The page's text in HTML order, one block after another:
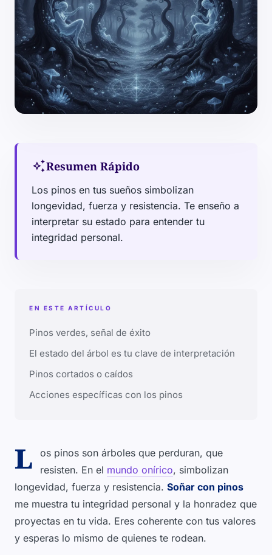
auto_awesomeResumen Rápido
Los pinos en tus sueños simbolizan
longevidad, fuerza y resistencia. Te enseño a
interpretar su estado para entender tu
integridad personal.
EN ESTE ARTÍCULO
Pinos verdes, señal de éxito
El estado del árbol es tu clave de interpretación
Pinos cortados o caídos
Acciones específicas con los pinos
L
os pinos son árboles que perduran, que
resisten. En el mundo onírico, simbolizan
longevidad, fuerza y resistencia. Soñar con pinos
me muestra tu integridad personal y la honradez que
proyectas en tu vida. Eres coherente con tus valores
y esperas lo mismo de quienes te rodean.